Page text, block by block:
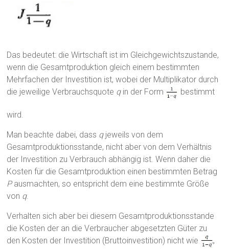
Das bedeutet: die Wirtschaft ist im Gleichgewichtszustande,
wenn die Gesamtproduktion gleich einem bestimmten
Mehrfachen der Investition ist, wobei der Multiplikator durch
die jeweilige Verbrauchsquote qin der Form bestimmt
wird.
Man beachte dabei, dass qjeweils von dem
Gesamtproduktionsstande, nicht aber von dem Verhältnis
der Investition zu Verbrauch abhängig ist. Wenn daher die
Kosten für die Gesamtproduktion einen bestimmten Betrag
Pausmachten, so entspricht dem eine bestimmte Größe
von q.
Verhalten sich aber bei diesem Gesamtproduktionsstande
die Kosten der an die Verbraucher abgesetzten Güter zu
den Kosten der Investition (Bruttoinvestition) nicht wie
,